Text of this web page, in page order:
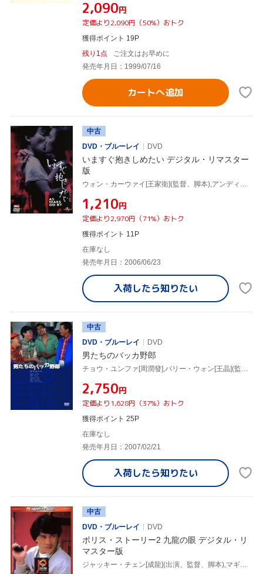
¥2,090円
定価より2,090円（50%）おトク
獲得ポイント 19P
残り1点
ご注文はお早めに
発売年月日：1999/07/16
カートへ追加
中古
DVD・ブルーレイ
DVD
いますぐ抱きしめたい デジタル・リマスター
版
¥1,210円
定価より2,970円（71%）おトク
獲得ポイント 11P
在庫なし
発売年月日：2006/06/23
入荷したら知りたい
中古
DVD・ブルーレイ
DVD
男たちのバッカ野郎
¥2,750円
定価より1,628円（37%）おトク
獲得ポイント 25P
在庫なし
発売年月日：2007/02/21
入荷したら知りたい
中古
DVD・ブルーレイ
DVD
ポリス・ストーリー2 九龍の眼 デジタル・リ
マスター版
ジャッキー・チェン[成龍](出演、監督、脚本),マギー・チャン[張曼玉],エミリー・チュウ,マイケル・ライ[黎小田](音楽)